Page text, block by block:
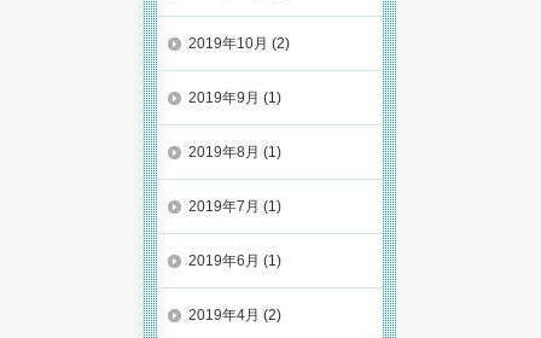
2019年10月 (2)
2019年9月 (1)
2019年8月 (1)
2019年7月 (1)
2019年6月 (1)
2019年4月 (2)